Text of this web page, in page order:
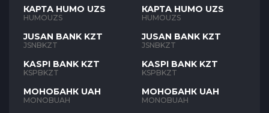
КАРТА HUMO UZS
HUMOUZS
JUSAN BANK KZT
JSNBKZT
KASPI BANK KZT
KSPBKZT
МОНОБАНК UAH
MONOBUAH
КАРТА HUMO UZS
HUMOUZS
JUSAN BANK KZT
JSNBKZT
KASPI BANK KZT
KSPBKZT
МОНОБАНК UAH
MONOBUAH